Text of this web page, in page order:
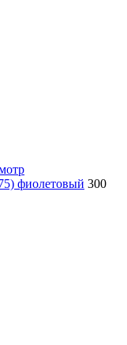
фиолетовый 300